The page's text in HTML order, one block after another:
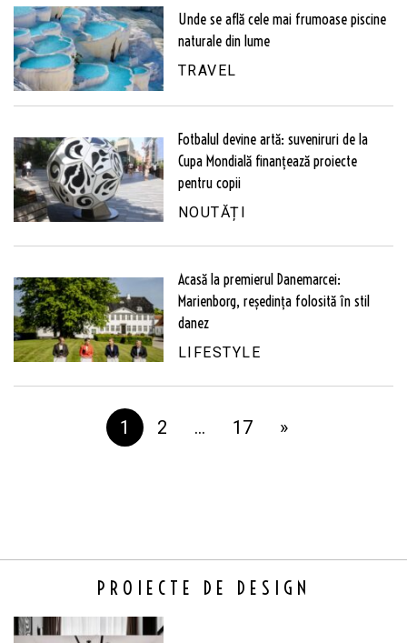
Unde se află cele mai frumoase piscine
naturale din lume
TRAVEL
Fotbalul devine artă: suveniruri de la
Cupa Mondială finanțează proiecte
pentru copii
NOUTĂȚI
Acasă la premierul Danemarcei:
Marienborg, reședința folosită în stil
danez
LIFESTYLE
1 2 … 17 »
PROIECTE DE DESIGN